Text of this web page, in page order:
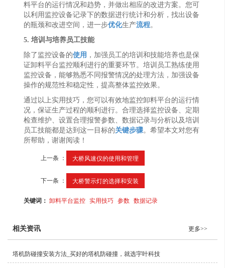
料平台的运行情况和趋势，并做出相应的改进方案。您可
以利用监控设备记录下的数据进行统计和分析，找出设备
的瓶颈和改进空间，进一步优化生产流程。
5. 培训与培养员工技能
除了监控设备的使用 ，加强员工的培训和技能培养也是保
证卸料平台监控顺利进行的重要环节。培训员工熟练使用
监控设备，能够熟悉不同报警情况的处理方法，加强设备
操作的规范性和稳定性，提高整体监控效果。
通过以上实用技巧，您可以有效地监控卸料平台的运行情
况，保证生产过程的顺利进行。合理选择监控设备、定期
检查维护、设置合理报警参数、数据记录与分析以及培训
员工技能都是达到这一目标的关键步骤。希望本文对您有
所帮助，谢谢阅读！
上一条 ： 大桥风速仪的使用和管理
下一条 ： 大桥警示灯的选择和安装
关键词：卸料平台监控 实用技巧 参数 数据记录
相关资讯 更多>>
塔机防碰撞安装方法_买好的塔机防碰撞，就选宇叶科技